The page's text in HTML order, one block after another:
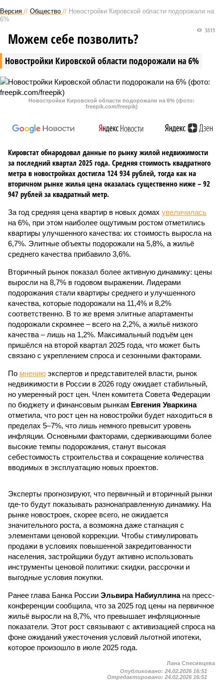
Версия // Общество // Новостройки Кировской области подорожали на
6%
Новостройки Кировской области подорожали на 6%
5511
Можем себе позволить?
Новостройки Кировской области подорожали на 6% (фото:
freepik.com/freepik)
Кировстат обнародовал данные по рынку жилой недвижимости
за последний квартал 2025 года. Средняя стоимость квадратного
метра в новостройках достигла 124 934 рублей, тогда как на
вторичном рынке жилья цена оказалась существенно ниже – 92
947 рублей за квадратный метр.
За год средняя цена квартир в новых домах увеличилась
на 6%, при этом наиболее ощутимым ростом отметились
квартиры улучшенного качества: их стоимость выросла на
6,7%. Элитные объекты подорожали на 5,8%, а жильё
среднего качества прибавило 3,6%.
Вторичный рынок показал более активную динамику: цены
выросли на 8,7% в годовом выражении. Лидерами
подорожания стали квартиры среднего и улучшенного
качества, которые подорожали на 11,4% и 8,2%
соответственно. В то же время элитные апартаменты
подорожали скромнее – всего на 2,2%, а жильё низкого
качества – лишь на 1,2%. Максимальный подъём цен
пришёлся на второй квартал 2025 года, что может быть
связано с укреплением спроса и сезонными факторами.
По мнению экспертов и представителей власти, рынок
недвижимости в России в 2026 году ожидает стабильный,
но умеренный рост цен. Член комитета Совета Федерации
по бюджету и финансовым рынкам Евгения Уваркина
отметила, что рост цен на новостройки будет находиться в
пределах 5–7%, что лишь немного превысит уровень
инфляции. Основными факторами, сдерживающими более
высокие темпы подорожания, станут высокая
себестоимость строительства и сокращение количества
вводимых в эксплуатацию новых проектов.
Эксперты прогнозируют, что первичный и вторичный рынки
где-то будут показывать разнонаправленную динамику. На
рынке новостроек, скорее всего, не ожидается
значительного роста, а возможна даже стагнация с
элементами ценовой коррекции. Чтобы стимулировать
продажи в условиях повышенной закредитованности
населения, застройщики будут активно использовать
инструменты ценовой политики: скидки, рассрочки и
выгодные условия покупки.
Ранее глава Банка России Эльвира Набиуллинана пресс-
конференции сообщила, что за 2025 год цены на первичное
жильё выросли на 8,7%, что превышает инфляционные
показатели. Этот рост связывают с активизацией спроса на
фоне ожиданий ужесточения условий льготной ипотеки,
которое произошло в июле 2025 года.
Лана Спесивцева
Опубликовано: 24.02.2026 16:51
Отредактировано: 24.02.2026 16:51